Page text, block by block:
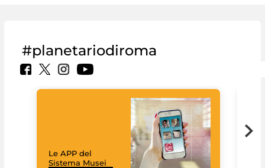
#planetariodiroma
Le APP del
Sistema Musei